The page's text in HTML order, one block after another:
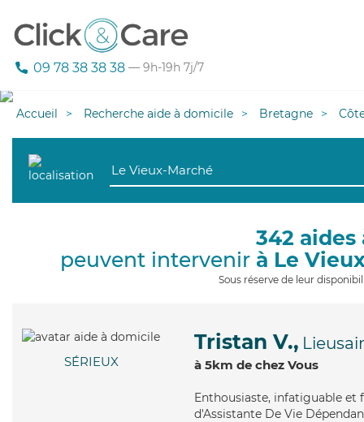
09 78 38 38 38 — 9h-19h 7j/7
Accueil Recherche aide à domicile Bretagne
342
peuvent intervenir à Le
Sous réserve de leur
SÉRIEUX
Tristan V.,
à 5km de chez Vous
Enthousiaste, infatiguable et
d'Assistante De Vie